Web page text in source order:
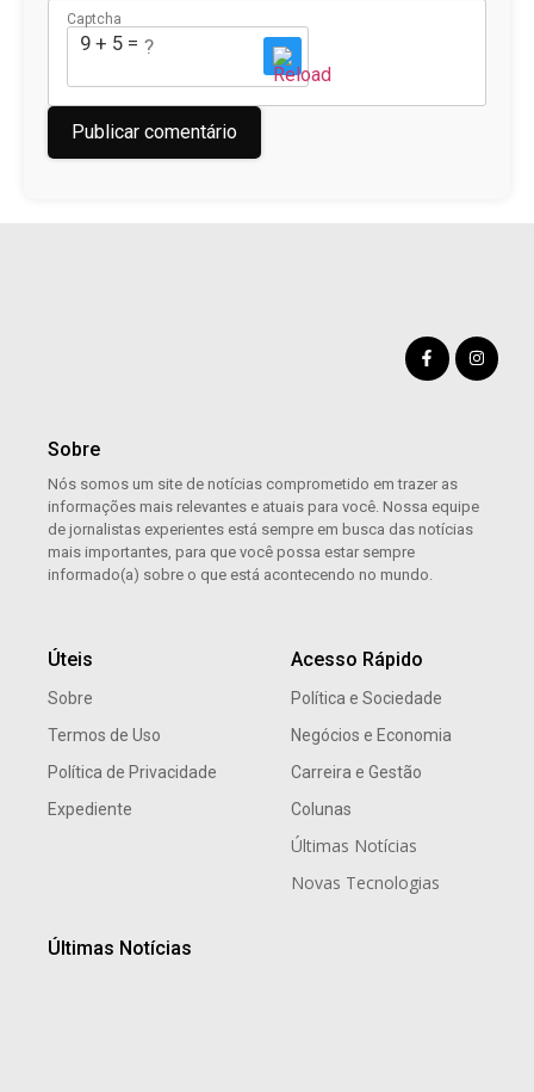
Captcha
9 + 5 = ?
Sobre
Nós somos um site de notícias comprometido em trazer as
informações mais relevantes e atuais para você. Nossa equipe
de jornalistas experientes está sempre em busca das notícias
mais importantes, para que você possa estar sempre
informado(a) sobre o que está acontecendo no mundo.
Úteis
Sobre
Termos de Uso
Política de Privacidade
Expediente
Acesso Rápido
Política e Sociedade
Negócios e Economia
Carreira e Gestão
Colunas
Últimas Notícias
Novas Tecnologias
Últimas Notícias